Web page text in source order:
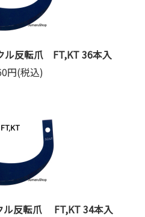
ル反転爪 FT,KT 36本入
円(税込)
ル反転爪 FT,KT 34本入